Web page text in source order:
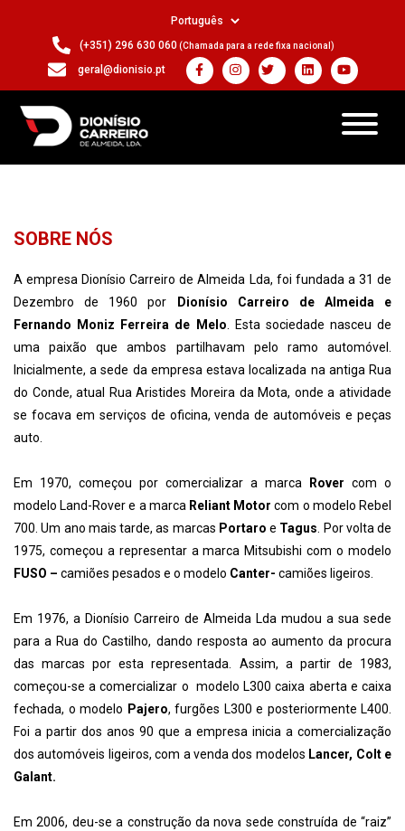
(+351) 296 630 060(Chamada para a rede fixa nacional)
geral@dionisio.pt
SOBRE NÓS
A empresa Dionísio Carreiro de Almeida Lda, foi fundada a 31 de
Dezembro de 1960 por Dionísio Carreiro de Almeida e
Fernando Moniz Ferreira de Melo . Esta sociedade nasceu de
uma paixão que ambos partilhavam pelo ramo automóvel.
Inicialmente, a sede da empresa estava localizada na antiga Rua
do Conde, atual Rua Aristides Moreira da Mota, onde a atividade
se focava em serviços de oficina, venda de automóveis e peças
auto.
Em 1970, começou por comercializar a marca Rover com o
modelo Land-Rover e a marca Reliant Motor com o modelo Rebel
700. Um ano mais tarde, as marcas Portaro e Tagus . Por volta de
1975, começou a representar a marca Mitsubishi com o modelo
FUSO – camiões pesados e o modelo Canter- camiões ligeiros.
Em 1976, a Dionísio Carreiro de Almeida Lda mudou a sua sede
para a Rua do Castilho, dando resposta ao aumento da procura
das marcas por esta representada. Assim, a partir de 1983,
começou-se a comercializar o modelo L300 caixa aberta e caixa
fechada, o modelo Pajero, furgões L300 e posteriormente L400.
Foi a partir dos anos 90 que a empresa inicia a comercialização
dos automóveis ligeiros, com a venda dos modelos Lancer, Colt e
Galant.
Em 2006, deu-se a construção da nova sede construída de “raiz”